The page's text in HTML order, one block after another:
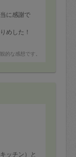
に感謝で
めした！
的な感想です。
ッチン）と